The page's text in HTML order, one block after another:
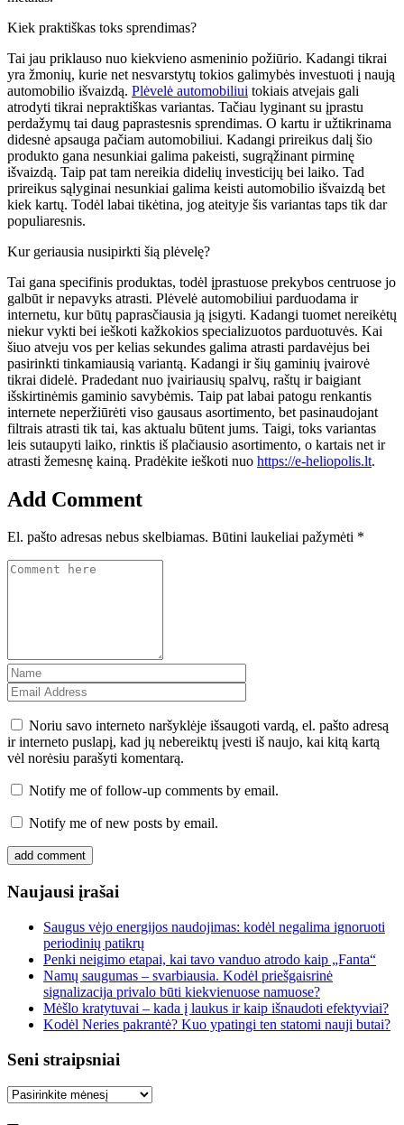
Kiek praktiškas toks sprendimas?
Tai jau priklauso nuo kiekvieno asmeninio požiūrio. Kadangi tikrai
yra žmonių, kurie net nesvarstytų tokios galimybės investuoti į naują
automobilio išvaizdą. Plėvelė automobiliui tokiais atvejais gali
atrodyti tikrai nepraktiškas variantas. Tačiau lyginant su įprastu
perdažymų tai daug paprastesnis sprendimas. O kartu ir užtikrinama
didesnė apsauga pačiam automobiliui. Kadangi prireikus dalį šio
produkto gana nesunkiai galima pakeisti, sugrąžinant pirminę
išvaizdą. Taip pat tam nereikia didelių investicijų bei laiko. Tad
prireikus sąlyginai nesunkiai galima keisti automobilio išvaizdą bet
kiek kartų. Todėl labai tikėtina, jog ateityje šis variantas taps tik dar
populiaresnis.
Kur geriausia nusipirkti šią plėvelę?
Tai gana specifinis produktas, todėl įprastuose prekybos centruose jo
galbūt ir nepavyks atrasti. Plėvelė automobiliui parduodama ir
internetu, kur būtų paprasčiausia ją įsigyti. Kadangi tuomet nereikėtų
niekur vykti bei ieškoti kažkokios specializuotos parduotuvės. Kai
šiuo atveju vos per kelias sekundes galima atrasti pardavėjus bei
pasirinkti tinkamiausią variantą. Kadangi ir šių gaminių įvairovė
tikrai didelė. Pradedant nuo įvairiausių spalvų, raštų ir baigiant
išskirtinėmis gaminio savybėmis. Taip pat labai patogu renkantis
internete neperžiūrėti viso gausaus asortimento, bet pasinaudojant
filtrais atrasti tik tai, kas aktualu būtent jums. Taigi, toks variantas
leis sutaupyti laiko, rinktis iš plačiausio asortimento, o kartais net ir
atrasti žemesnę kainą. Pradėkite ieškoti nuo https://e-heliopolis.lt.
Add Comment
El. pašto adresas nebus skelbiamas. Būtini laukeliai pažymėti *
Noriu savo interneto naršyklėje išsaugoti vardą, el. pašto adresą
ir interneto puslapį, kad jų nebereiktų įvesti iš naujo, kai kitą kartą
vėl norėsiu parašyti komentarą.
Notify me of follow-up comments by email.
Notify me of new posts by email.
Naujausi įrašai
Saugus vėjo energijos naudojimas: kodėl negalima ignoruoti
periodinių patikrų
Penki neigimo etapai, kai tavo vanduo atrodo kaip „Fanta“
Namų saugumas – svarbiausia. Kodėl priešgaisrinė
signalizacija privalo būti kiekvienuose namuose?
Mėšlo kratytuvai – kada į laukus ir kaip išnaudoti efektyviai?
Kodėl Neries pakrantė? Kuo ypatingi ten statomi nauji butai?
Seni straipsniai
Seni